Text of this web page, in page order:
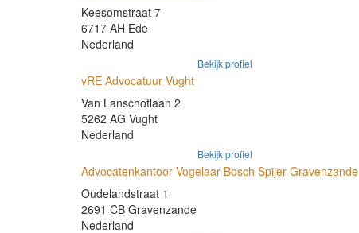
Keesomstraat 7
6717 AH Ede
Nederland
Bekijk profiel
vRE Advocatuur Vught
Van Lanschotlaan 2
5262 AG Vught
Nederland
Bekijk profiel
Advocatenkantoor Vogelaar Bosch Spijer Gravenzande
Oudelandstraat 1
2691 CB Gravenzande
Nederland